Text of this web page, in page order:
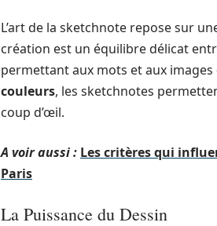
L’art de la sketchnote repose sur
création est un équilibre délicat
permettant aux mots et aux
couleurs, les sketchnotes
coup d’œil.
A voir aussi : Les critères qui
Paris
La Puissance du Dessin